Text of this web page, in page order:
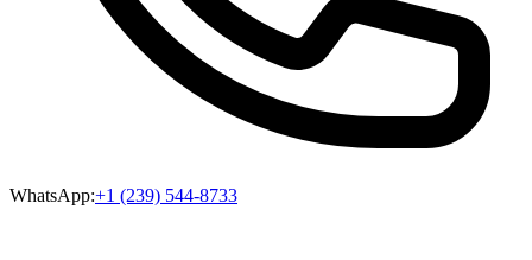
WhatsApp:+1 (239) 544-8733